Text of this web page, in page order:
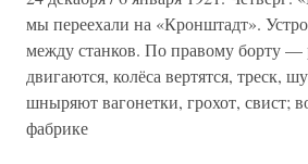
мы переехали на «Кронштадт».
между станков. По правому борту
двигаются, колёса вертятся, треск,
шныряют вагонетки, грохот, свист;
фабрике